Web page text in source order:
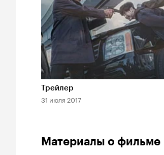
Длительность 1 мин
Трейлер
31 июля 2017
Материалы о фильме